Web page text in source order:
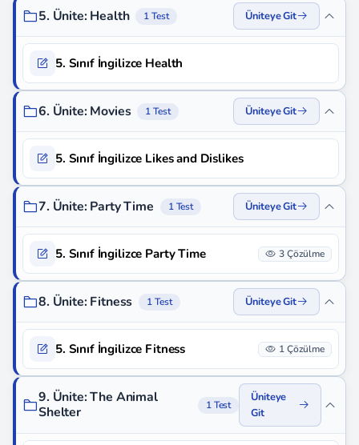
5. Ünite: Health 1 Test Üniteye Git
5. Sınıf İngilizce Health
6. Ünite: Movies 1 Test Üniteye Git
5. Sınıf İngilizce Likes and Dislikes
7. Ünite: Party Time 1 Test Üniteye Git
5. Sınıf İngilizce Party Time 3 Çözülme
8. Ünite: Fitness 1 Test Üniteye Git
5. Sınıf İngilizce Fitness 1 Çözülme
9. Ünite: The Animal
Shelter
1 Test
Üniteye
Git